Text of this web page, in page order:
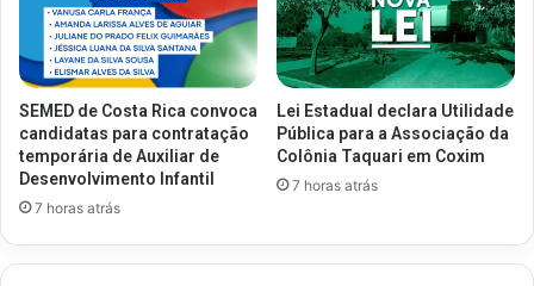
SEMED de Costa Rica convoca
candidatas para contratação
temporária de Auxiliar de
Desenvolvimento Infantil
7 horas atrás
Lei Estadual declara Utilidade
Pública para a Associação da
Colônia Taquari em Coxim
7 horas atrás